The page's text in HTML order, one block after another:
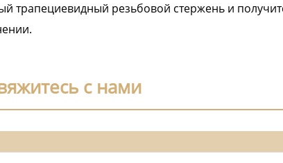
трапециевидный резьбовой стержень и
с нами